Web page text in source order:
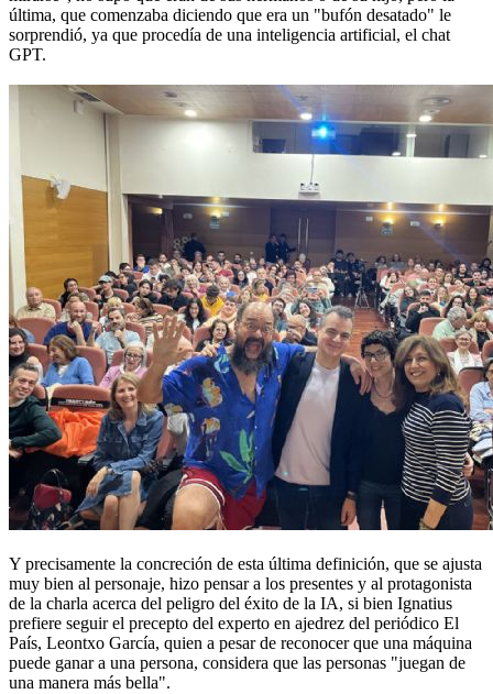
última, que comenzaba diciendo que era un "bufón desatado" le
sorprendió, ya que procedía de una inteligencia artificial, el chat
GPT.
Y precisamente la concreción de esta última definición, que se ajusta
muy bien al personaje, hizo pensar a los presentes y al protagonista
de la charla acerca del peligro del éxito de la IA, si bien Ignatius
prefiere seguir el precepto del experto en ajedrez del periódico El
País, Leontxo García, quien a pesar de reconocer que una máquina
puede ganar a una persona, considera que las personas "juegan de
una manera más bella".